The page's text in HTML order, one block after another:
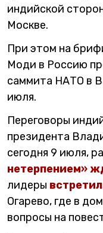
индийской
Москве.
При этом на
Моди в Россию
саммита НАТО в
июля.
Переговоры
президента
сегодня 9 июля,
нетерпением»
лидеры
Огарево, где в
вопросы на